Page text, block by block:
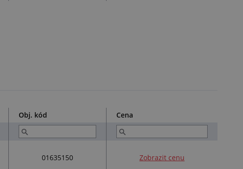
Obj. kód Cena
01635150 Zobrazit cenu